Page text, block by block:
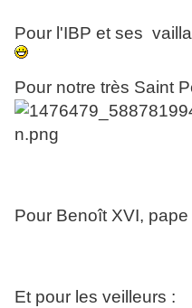
Pour l'IBP et ses
Pour notre très Saint
Pour Benoît XVI, pape
Et pour les veilleurs :